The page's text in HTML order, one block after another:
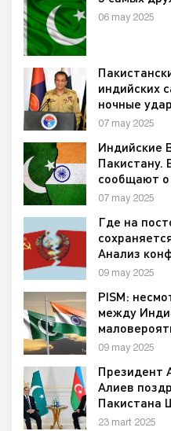
06 may 2025
индийских
ночные
07 may 2025
Индийские
Пакистану.
сообщают о
среди них
07 may 2025
Где на
Анализ
09 may 2025
PISM:
между
09 may 2025
Президент
Алиев
Пакистана
23 mart 2025